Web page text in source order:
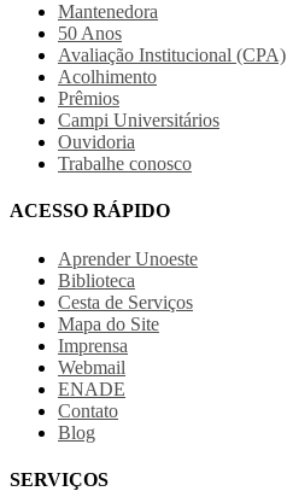
Mantenedora
50 Anos
Avaliação Institucional (CPA)
Acolhimento
Prêmios
Campi Universitários
Ouvidoria
Trabalhe conosco
ACESSO RÁPIDO
Aprender Unoeste
Biblioteca
Cesta de Serviços
Mapa do Site
Imprensa
Webmail
ENADE
Contato
Blog
SERVIÇOS